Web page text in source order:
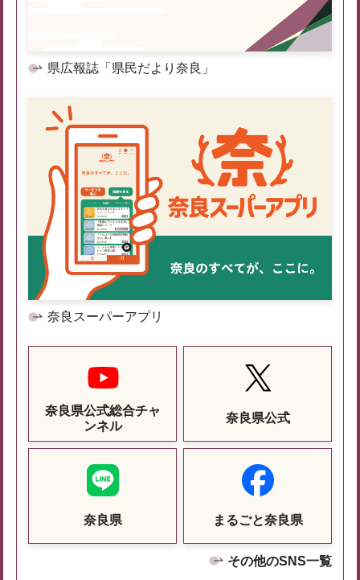
県広報誌「県民だより奈良」
奈良スーパーアプリ
奈良県公式総合チャ
ンネル
奈良県公式
奈良県 まるごと奈良県
その他のSNS一覧